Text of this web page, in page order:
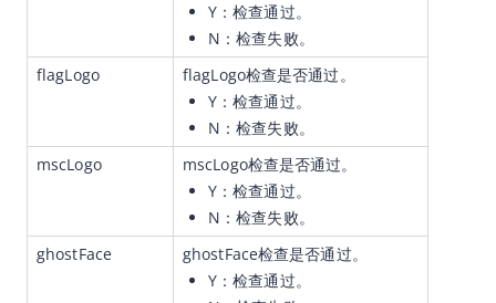
checkresult
RealID升级Deeper指南
Connect
Face Compare
Y：检查通过。
N：检查失败。
flagLogo
flagLogo检查是否通过。
Y：检查通过。
N：检查失败。
mscLogo
mscLogo检查是否通过。
Y：检查通过。
N：检查失败。
ghostFace
ghostFace检查是否通过。
Y：检查通过。